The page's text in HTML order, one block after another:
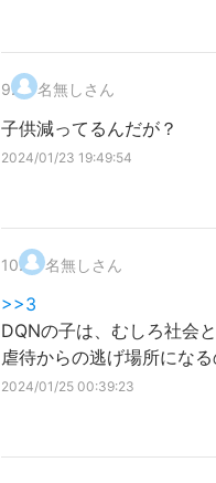
9. 名無しさん
子供減ってるんだが？
2024/01/23 19:49:54
10. 名無しさん
>>3
DQNの子は、むしろ社会
虐待からの逃げ場所になる
2024/01/25 00:39:23